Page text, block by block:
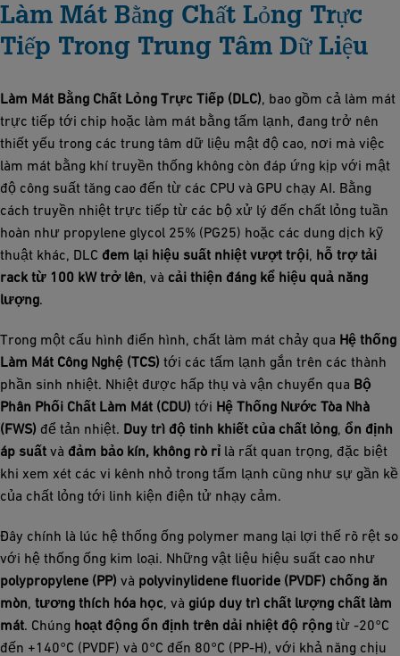
Làm Mát Bằng Chất Lỏng Trực
Tiếp Trong Trung Tâm Dữ Liệu
Làm Mát Bằng Chất Lỏng Trực Tiếp (DLC), bao gồm cả làm mát
trực tiếp tới chip hoặc làm mát bằng tấm lạnh, đang trở nên
thiết yếu trong các trung tâm dữ liệu mật độ cao, nơi mà việc
làm mát bằng khí truyền thống không còn đáp ứng kịp với mật
độ công suất tăng cao đến từ các CPU và GPU chạy AI. Bằng
cách truyền nhiệt trực tiếp từ các bộ xử lý đến chất lỏng tuần
hoàn như propylene glycol 25% (PG25) hoặc các dung dịch kỹ
thuật khác, DLC đem lại hiệu suất nhiệt vượt trội, hỗ trợ tải
rack từ 100 kW trở lên, và cải thiện đáng kể hiệu quả năng
lượng.
Trong một cấu hình điển hình, chất làm mát chảy qua Hệ thống
Làm Mát Công Nghệ (TCS) tới các tấm lạnh gắn trên các thành
phần sinh nhiệt. Nhiệt được hấp thụ và vận chuyển qua Bộ
Phân Phối Chất Làm Mát (CDU) tới Hệ Thống Nước Tòa Nhà
(FWS) để tản nhiệt. Duy trì độ tinh khiết của chất lỏng, ổn định
áp suất và đảm bảo kín, không rò rỉ là rất quan trọng, đặc biệt
khi xem xét các vi kênh nhỏ trong tấm lạnh cũng như sự gần kề
của chất lỏng tới linh kiện điện tử nhạy cảm.
Đây chính là lúc hệ thống ống polymer mang lại lợi thế rõ rệt so
với hệ thống ống kim loại. Những vật liệu hiệu suất cao như
polypropylene (PP) và polyvinylidene fluoride (PVDF) chống ăn
mòn, tương thích hóa học, và giúp duy trì chất lượng chất làm
mát. Chúng hoạt động ổn định trên dải nhiệt độ rộng từ -20°C
đến +140°C (PVDF) và 0°C đến 80°C (PP-H), với khả năng chịu